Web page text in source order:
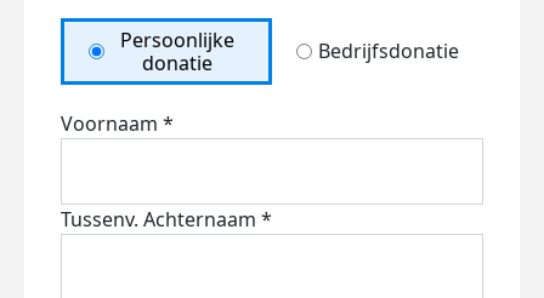
Persoonlijke
donatie
Bedrijfsdonatie
Voornaam *
Tussenv. Achternaam *